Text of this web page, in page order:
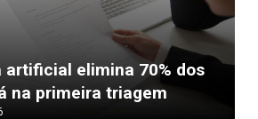
artificial elimina 70% dos
na primeira triagem